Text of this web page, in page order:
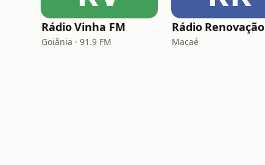
Rádio Vinha FM
Goiânia · 91.9 FM
Rádio Renovação
Macaé